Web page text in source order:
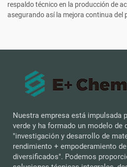
respaldo técnico en la producción de
asegurando así la mejora continua del
Nuestra empresa está impulsada
verde y ha formado un modelo de
"investigación y desarrollo de
rendimiento + empoderamiento
diversificados". Podemos